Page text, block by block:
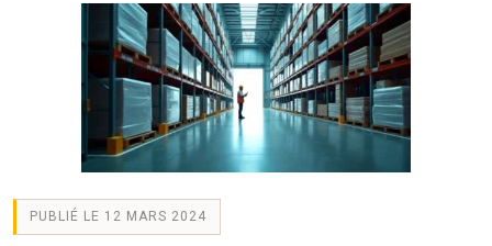
PUBLIÉ LE 12 MARS 2024